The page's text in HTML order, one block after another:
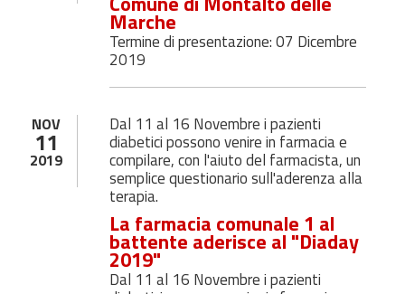
Marche
Termine di presentazione: 07 Dicembre
2019
NOV
11
2019
Dal 11 al 16 Novembre i pazienti
diabetici possono venire in farmacia e
compilare, con l'aiuto del farmacista, un
semplice questionario sull'aderenza alla
terapia.
La farmacia comunale 1 al
battente aderisce al "Diaday
2019"
Dal 11 al 16 Novembre i pazienti